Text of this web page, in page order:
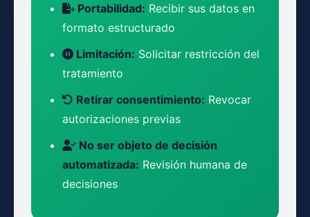
Portabilidad: Recibir sus datos en
formato estructurado
Limitación: Solicitar restricción del
tratamiento
Retirar consentimiento: Revocar
autorizaciones previas
No ser objeto de decisión
automatizada: Revisión humana de
decisiones